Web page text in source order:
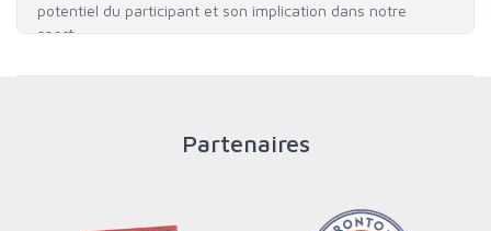
potentiel du participant et son implication dans notre
sport.
Partenaires